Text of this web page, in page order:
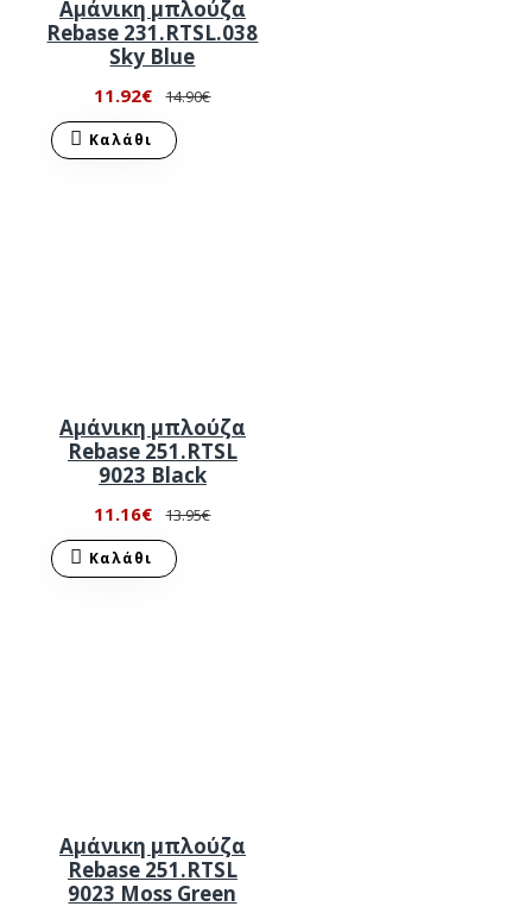
Αμάνικη μπλούζα
Rebase 231.RTSL.038
Sky Blue
11.92€ 14.90€
Καλάθι
Αμάνικη μπλούζα
Rebase 251.RTSL
9023 Black
11.16€ 13.95€
Καλάθι
Αμάνικη μπλούζα
Rebase 251.RTSL
9023 Moss Green